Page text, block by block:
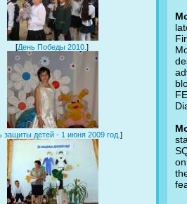
[День Победы 2010.]
защиты детей - 1 июня 2009 год. ]